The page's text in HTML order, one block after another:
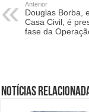
Anterior
Douglas Borba,
Casa Civil, é
fase da
Notícias